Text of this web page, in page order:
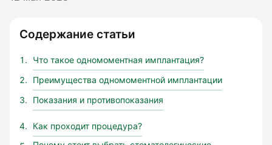
Содержание статьи
Что такое одномоментная имплантация?
Преимущества одномоментной имплантации
Показания и противопоказания
Как проходит процедура?